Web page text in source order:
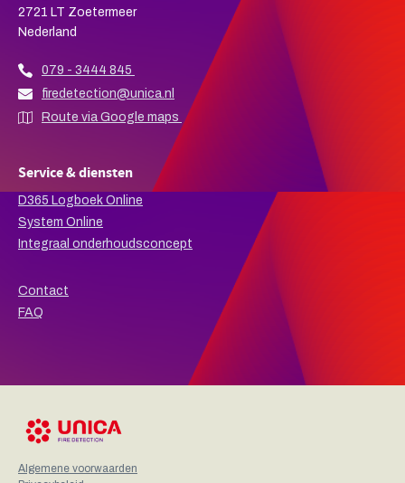
2721 LT Zoetermeer
Nederland
079 - 3444 845
firedetection@unica.nl
Route via Google maps
Service & diensten
D365 Logboek Online
System Online
Integraal onderhoudsconcept
Contact
FAQ
Algemene voorwaarden